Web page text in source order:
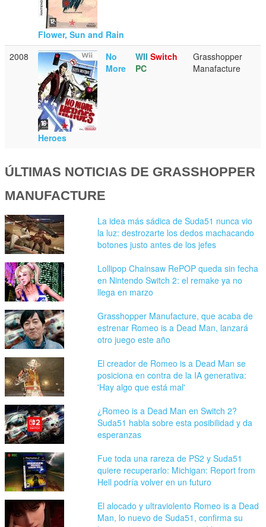
Flower, Sun and Rain
2008
No
More
Heroes
WII Switch
PC
Grasshopper
Manafacture
ÚLTIMAS NOTICIAS DE GRASSHOPPER
MANUFACTURE
La idea más sádica de Suda51 nunca vio
la luz: destrozarte los dedos machacando
botones justo antes de los jefes
Lollipop Chainsaw RePOP queda sin fecha
en Nintendo Switch 2: el remake ya no
llega en marzo
Grasshopper Manufacture, que acaba de
estrenar Romeo is a Dead Man, lanzará
otro juego este año
El creador de Romeo is a Dead Man se
posiciona en contra de la IA generativa:
'Hay algo que está mal'
¿Romeo is a Dead Man en Switch 2?
Suda51 habla sobre esta posibilidad y da
esperanzas
Fue toda una rareza de PS2 y Suda51
quiere recuperarlo: Michigan: Report from
Hell podría volver en un futuro
El alocado y ultraviolento Romeo is a Dead
Man, lo nuevo de Suda51, confirma su